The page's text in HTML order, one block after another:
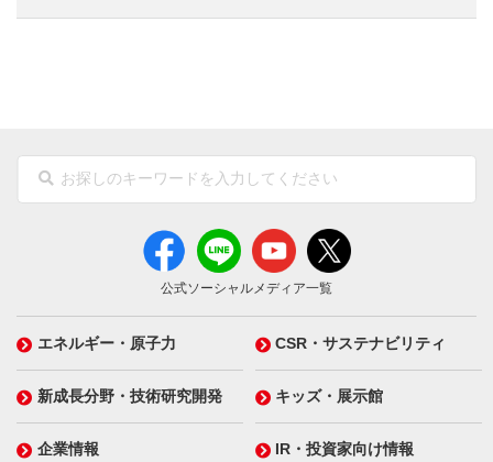
公式ソーシャルメディア一覧
エネルギー・原子力 CSR・サステナビリティ
新成長分野・技術研究開発 キッズ・展示館
企業情報 IR・投資家向け情報